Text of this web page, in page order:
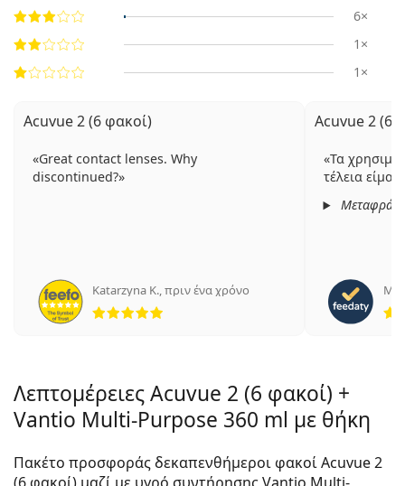
6×
1×
1×
Acuvue 2 (6 φακοί)
Great contact lenses. Why
discontinued?
Katarzyna K.,πριν ένα χρόνο
5 αξιολογήσεις από 5
Acuvue 2 (6
Τα
τέλεια
Λεπτομέρειες Acuvue 2 (6 φακοί) +
Vantio Multi-Purpose 360 ml με θήκη
Πακέτο προσφοράς δεκαπενθήμεροι φακοί Acuvue 2